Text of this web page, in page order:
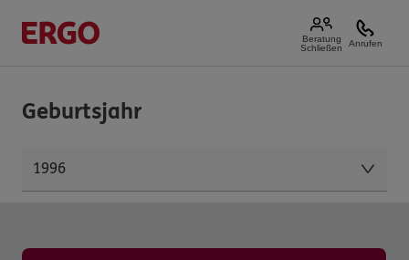
Beratung
Schließen
Anrufen
Geburtsjahr